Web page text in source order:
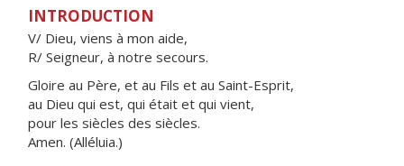
INTRODUCTION
V/ Dieu, viens à mon aide,
R/ Seigneur, à notre secours.
Gloire au Père, et au Fils et au Saint-Esprit,
au Dieu qui est, qui était et qui vient,
pour les siècles des siècles.
Amen. (Alléluia.)